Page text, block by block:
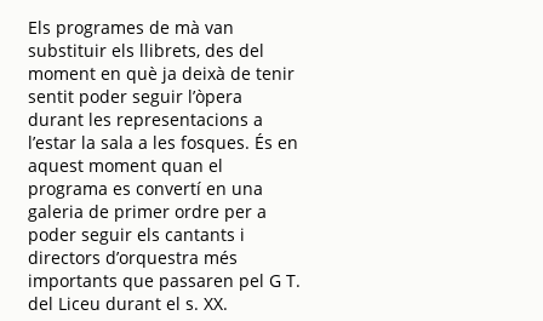
Els programes de mà van
substituir els llibrets, des del
moment en què ja deixà de tenir
sentit poder seguir l’òpera
durant les representacions a
l’estar la sala a les fosques. És en
aquest moment quan el
programa es convertí en una
galeria de primer ordre per a
poder seguir els cantants i
directors d’orquestra més
importants que passaren pel G T.
del Liceu durant el s. XX.